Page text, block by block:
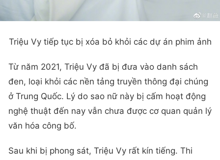
Triệu Vy tiếp tục bị xóa bỏ khỏi các dự án phim ảnh
Từ năm 2021, Triệu Vy đã bị đưa vào danh sách
đen, loại khỏi các nền tảng truyền thông đại chúng
ở Trung Quốc. Lý do sao nữ này bị cấm hoạt động
nghệ thuật đến nay vẫn chưa được cơ quan quản lý
văn hóa công bố.
Sau khi bị phong sát, Triệu Vy rất kín tiếng. Thi